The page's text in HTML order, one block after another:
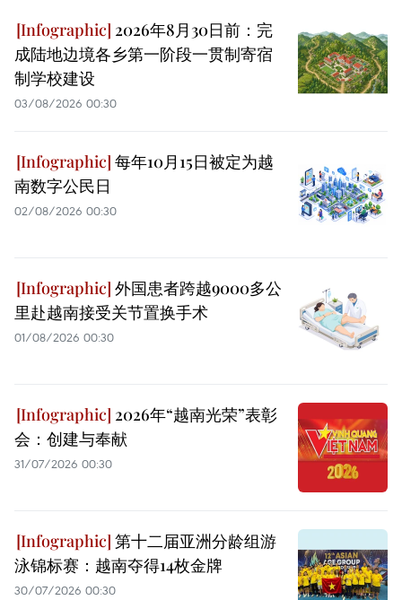
2026年8月30日前：完
成陆地边境各乡第一阶段一贯制寄宿
制学校建设
03/08/2026 00:30
每年10月15日被定为越
南数字公民日
02/08/2026 00:30
外国患者跨越9000多公
里赴越南接受关节置换手术
01/08/2026 00:30
2026年“越南光荣”表彰
会：创建与奉献
31/07/2026 00:30
第十二届亚洲分龄组游
泳锦标赛：越南夺得14枚金牌
30/07/2026 00:30